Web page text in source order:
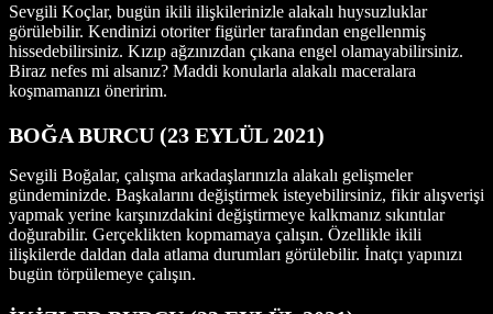
Sevgili Koçlar, bugün ikili ilişkilerinizle alakalı huysuzluklar
görülebilir. Kendinizi otoriter figürler tarafından engellenmiş
hissedebilirsiniz. Kızıp ağzınızdan çıkana engel olamayabilirsiniz.
Biraz nefes mi alsanız? Maddi konularla alakalı maceralara
koşmamanızı öneririm.
BOĞA BURCU (23 EYLÜL 2021)
Sevgili Boğalar, çalışma arkadaşlarınızla alakalı gelişmeler
gündeminizde. Başkalarını değiştirmek isteyebilirsiniz, fikir alışverişi
yapmak yerine karşınızdakini değiştirmeye kalkmanız sıkıntılar
doğurabilir. Gerçeklikten kopmamaya çalışın. Özellikle ikili
ilişkilerde daldan dala atlama durumları görülebilir. İnatçı yapınızı
bugün törpülemeye çalışın.